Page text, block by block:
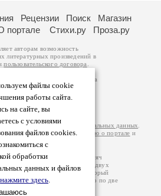
файлы cookie
работы сайта.
на сайте, вы
с условиями
файлов cookies.
с
обработки
данных и файлов
нажмите здесь.
Рецензии Поиск
Магазин
портале Стихи.ру Проза.ру
авторам возможность
литературных произведений в
пользовательского договора
принадлежат авторам
произведений возможна
к которому вы можете
Ответственность за
самостоятельно на
изаконодательства
Политики обработки персональных данных
более подробнуюинформацию о портале и
Стихи.ру – порядка 200 тысяч
сумме просматривают более двух
счетчика посещаемости, который
текста. В каждой графе указано по две
и количество посетителей.